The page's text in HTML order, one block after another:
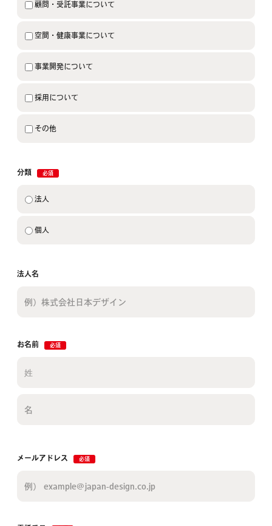
顧問・受託事業について
空間・健康事業について
事業開発について
採用について
その他
分類 必須
法人
個人
法人名
お名前 必須
メールアドレス 必須